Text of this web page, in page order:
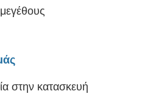
στην κατασκευή